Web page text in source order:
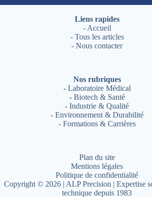
Liens rapides
- Accueil
- Tous les articles
-Nous contacter
Nos rubriques
- Laboratoire Médical
- Biotech & Santé
-Industrie & Qualité
- Environnement & Durabilité
- Formations & Carrières
Plan du site
Mentions légales
Politique de confidentialité
Copyright © 2026 | ALP Precision | Expertise
technique depuis 1983